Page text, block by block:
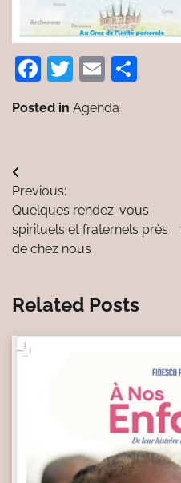
Facebook
Twitter
Email
Posted in Agenda
Navigation
de
l’article
Previous:
Quelques rendez-vous
spirituels et fraternels près
de chez nous
Related Posts